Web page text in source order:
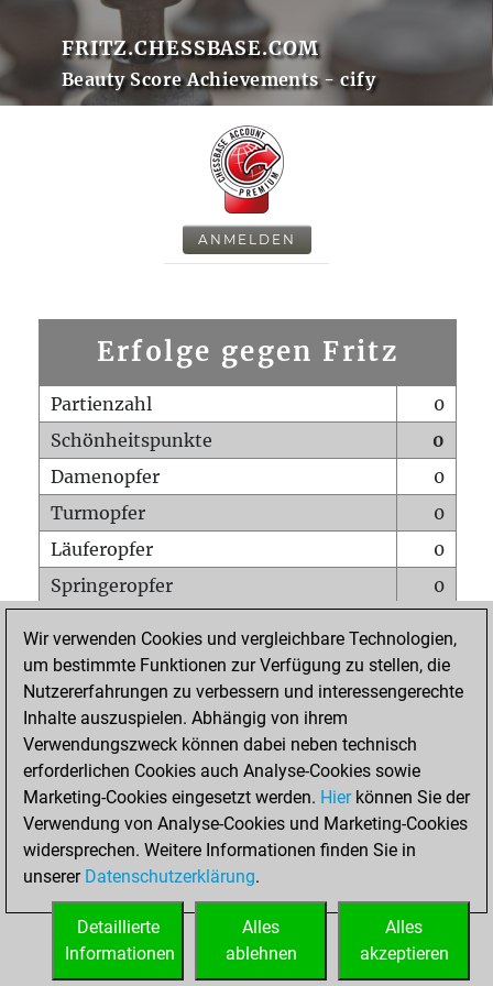
FRITZ.CHESSBASE.COM
Beauty Score Achievements - cify
ANMELDEN
Erfolge gegen Fritz
Partienzahl
0
Schönheitspunkte
0
Damenopfer
0
Turmopfer
0
Läuferopfer
0
Springeropfer
0
Matt auf vollem Brett
0
Bauer setzt Matt
0
Erstickte Matts
Unterverwandlungen
Türme auf der siebten
0
STARTSEITE
Wir verwenden Cookies und vergleichbare Technologien,
um bestimmte Funktionen zur Verfügung zu stellen, die
Nutzererfahrungen zu verbessern und interessengerechte
Inhalte auszuspielen. Abhängig von ihrem
Verwendungszweck können dabei neben technisch
erforderlichen Cookies auch Analyse-Cookies sowie
Marketing-Cookies eingesetzt werden. Hierkönnen Sie der
Verwendung von Analyse-Cookies und Marketing-Cookies
widersprechen. Weitere Informationen finden Sie in
unserer Datenschutzerklärung.
Alles
akzeptieren
Alles
ablehnen
Detaillierte
Informationen